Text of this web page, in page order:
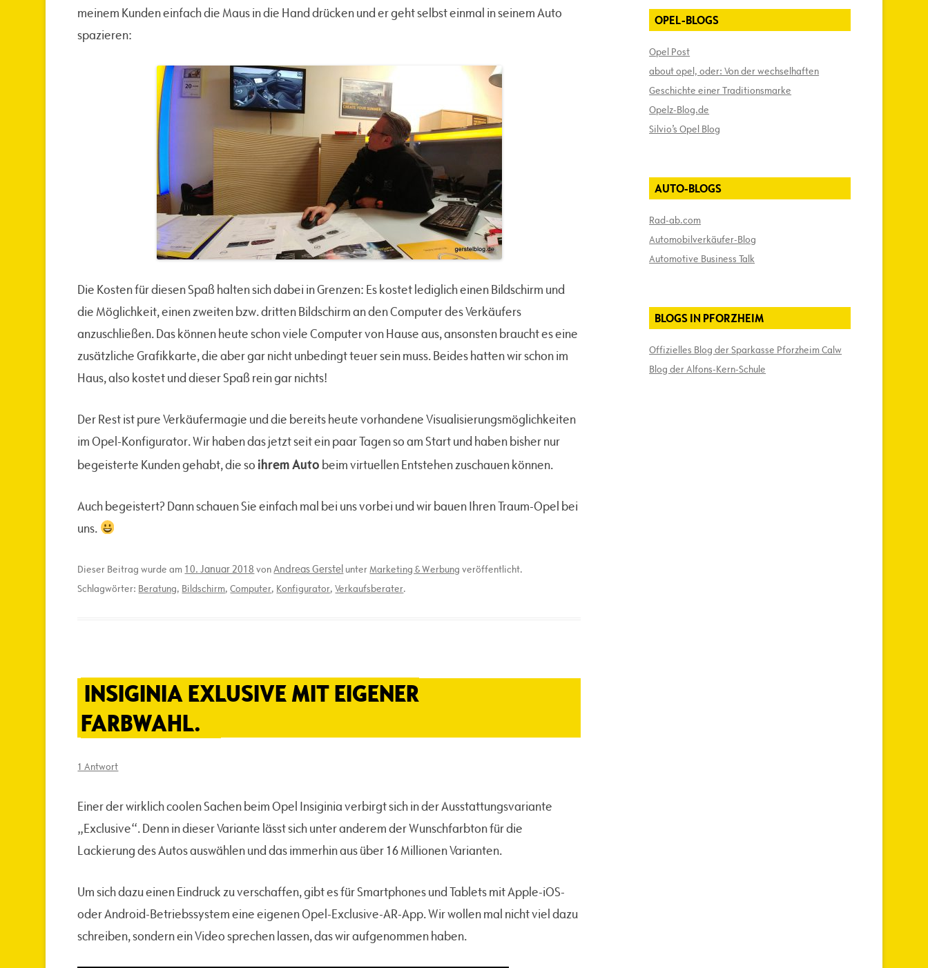
meinem Kunden einfach die Maus in die Hand drücken und er geht selbst einmal in seinem Auto
spazieren:
Die Kosten für diesen Spaß halten sich dabei in Grenzen: Es kostet lediglich einen Bildschirm und
die Möglichkeit, einen zweiten bzw. dritten Bildschirm an den Computer des Verkäufers
anzuschließen. Das können heute schon viele Computer von Hause aus, ansonsten braucht es eine
zusätzliche Grafikkarte, die aber gar nicht unbedingt teuer sein muss. Beides hatten wir schon im
Haus, also kostet und dieser Spaß rein gar nichts!
Der Rest ist pure Verkäufermagie und die bereits heute vorhandene Visualisierungsmöglichkeiten
im Opel-Konfigurator. Wir haben das jetzt seit ein paar Tagen so am Start und haben bisher nur
begeisterte Kunden gehabt, die so ihrem Auto beim virtuellen Entstehen zuschauen können.
Auch begeistert? Dann schauen Sie einfach mal bei uns vorbei und wir bauen Ihren Traum-Opel bei
uns.
Dieser Beitrag wurde am 10. Januar 2018 vonAndreas Gerstel unterMarketing & Werbung veröffentlicht.
Schlagwörter: Beratung, Bildschirm,Computer, Konfigurator,Verkaufsberater.
INSIGINIA EXLUSIVE MIT EIGENER
FARBWAHL.
1 Antwort
Einer der wirklich coolen Sachen beim Opel Insiginia verbirgt sich in der Ausstattungsvariante
„Exclusive“. Denn in dieser Variante lässt sich unter anderem der Wunschfarbton für die
Lackierung des Autos auswählen und das immerhin aus über 16 Millionen Varianten.
Um sich dazu einen Eindruck zu verschaffen, gibt es für Smartphones und Tablets mit Apple-iOS-
oder Android-Betriebssystem eine eigenen Opel-Exclusive-AR-App. Wir wollen mal nicht viel dazu
schreiben, sondern ein Video sprechen lassen, das wir aufgenommen haben.
OPEL-BLOGS
Opel Post
about opel, oder: Von der wechselhaften
Geschichte einer Traditionsmarke
Opelz-Blog.de
Silvio’s Opel Blog
AUTO-BLOGS
Rad-ab.com
Automobilverkäufer-Blog
Automotive Business Talk
BLOGS IN PFORZHEIM
Offizielles Blog der Sparkasse Pforzheim Calw
Blog der Alfons-Kern-Schule